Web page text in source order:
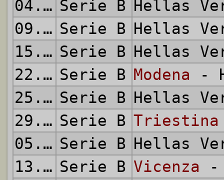
04.10.2005 Serie B Hellas
09.10.2005 Serie B Hellas
15.10.2005 Serie B Hellas
22.10.2005 Serie B Modena -
25.10.2005 Serie B Hellas
29.10.2005 Serie B Triestina
05.11.2005 Serie B Hellas
13.11.2005 Serie B Vicenza -